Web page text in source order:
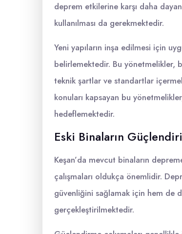
deprem etkilerine karşı daha
kullanılması da gerekmektedir.
Yeni yapıların inşa edilmesi için
belirlemektedir. Bu yönetmelikler,
teknik şartlar ve standartlar
konuları kapsayan bu
hedeflemektedir.
Eski Binaların
Keşan’da mevcut binaların
çalışmaları oldukça önemlidir.
güvenliğini sağlamak için hem de
gerçekleştirilmektedir.